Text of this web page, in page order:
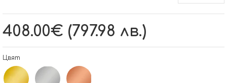
408.00€ (797.98 лв.)
Цвят